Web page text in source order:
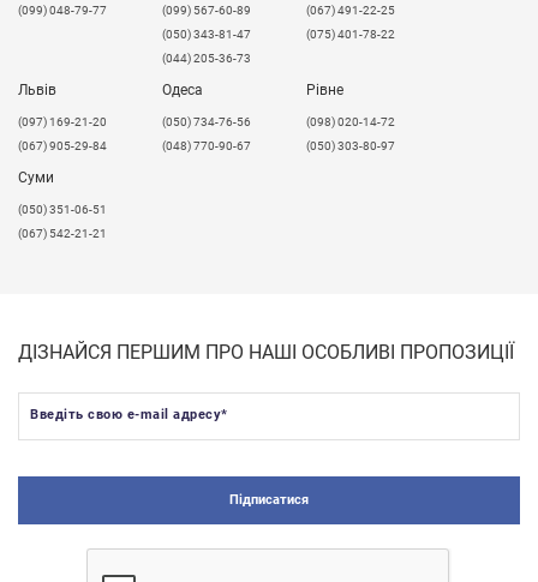
(099) 048-79-77
(099) 567-60-89
(050) 343-81-47
(044) 205-36-73
(067) 491-22-25
(075) 401-78-22
Львів
​(097) 169-21-20
(067) 905-29-84
Одеса
(050) 734-76-56
(048) 770-90-67
Рівне
(098) 020-14-72
(050) 303-80-97
Суми
(050) 351-06-51
(067) 542-21-21
ДІЗНАЙСЯ ПЕРШИМ ПРО НАШІ ОСОБЛИВІ ПРОПОЗИЦІЇ
Введіть свою e-mail адресу*
Підписатися